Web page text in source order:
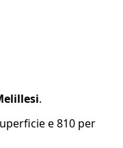
.
e 810 per